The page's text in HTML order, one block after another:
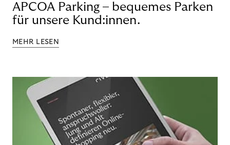
APCOA Parking – bequemes Parken
für unsere Kund:innen.
MEHR LESEN